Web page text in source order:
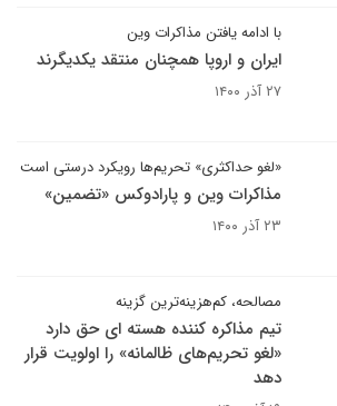
با ادامه یافتن مذاکرات وین
ایران و اروپا همچنان منتقد یکدیگرند
۲۷ آذر ۱۴۰۰
«لغو حداکثری» تحریم‌ها رویکرد درستی است
‌مذاکرات وین و پارادوکس «تضمین»
۲۳ آذر ۱۴۰۰
‌مصالحه، کم‌هزینه‌ترین گزینه
تیم مذاکره کننده هسته ای حق دارد
«لغو تحریم‌های ظالمانه» را اولویت قرار
دهد